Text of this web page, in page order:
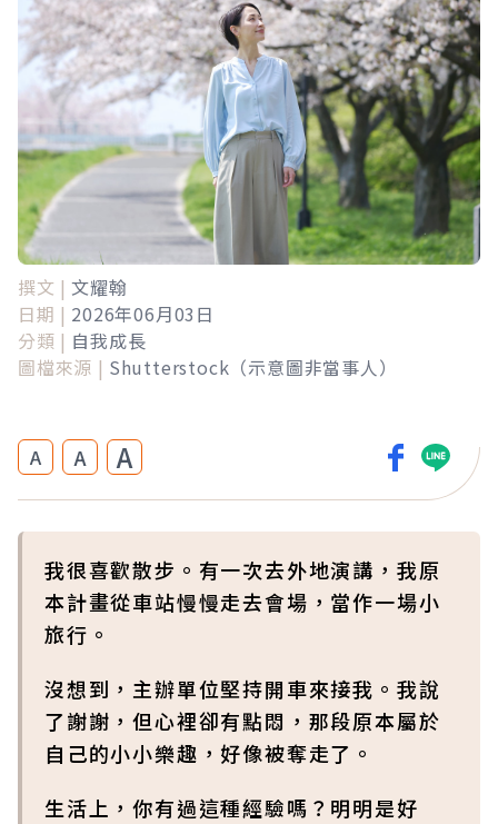
撰文 | 文耀翰
日期 | 2026年06月03日
分類 | 自我成長
圖檔來源 | Shutterstock（示意圖非當事人）
A A A
我很喜歡散步。有一次去外地演講，我原
本計畫從車站慢慢走去會場，當作一場小
旅行。
沒想到，主辦單位堅持開車來接我。我說
了謝謝，但心裡卻有點悶，那段原本屬於
自己的小小樂趣，好像被奪走了。
生活上，你有過這種經驗嗎？明明是好